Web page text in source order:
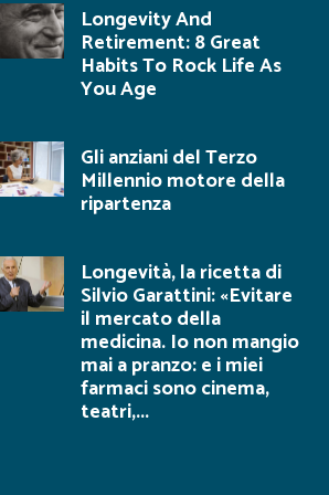
Longevity And
Retirement: 8 Great
Habits To Rock Life As
You Age
Gli anziani del Terzo
Millennio motore della
ripartenza
Longevità, la ricetta di
Silvio Garattini: «Evitare
il mercato della
medicina. Io non mangio
mai a pranzo: e i miei
farmaci sono cinema,
teatri,...